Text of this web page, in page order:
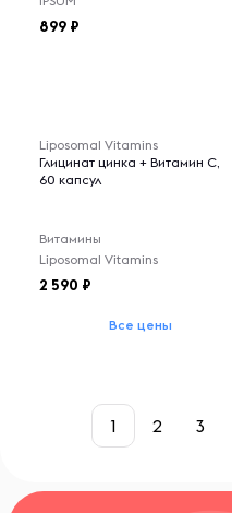
899
Liposomal Vitamins
Глицинат цинка + Витамин С,
60 капсул
Витамины
Liposomal Vitamins
2 590
Все цены
1 2 3